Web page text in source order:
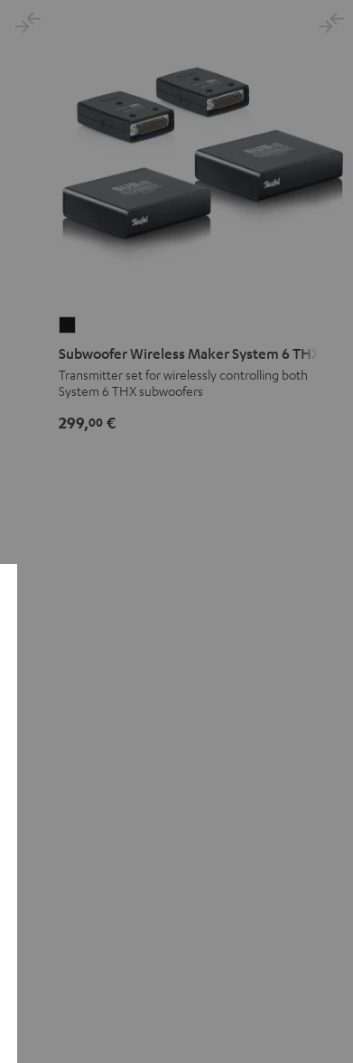
Wireless
Maker
System
THX
Subwoofer Wireless Maker System 6 THX
Transmitter set for wirelessly controlling both
System 6 THX subwoofers
299,00 €